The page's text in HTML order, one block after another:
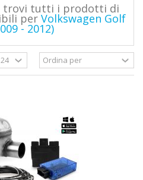
trovi tutti i prodotti di
per Volkswagen Golf
- 2012)